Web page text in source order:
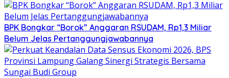
BPK Bongkar “Borok” Anggaran RSUDAM, Rp1,3 Miliar
Belum Jelas Pertanggungjawabannya